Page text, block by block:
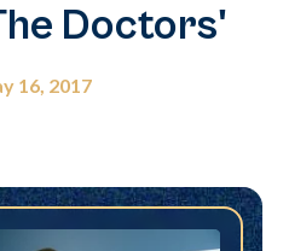
Doctors'
16, 2017